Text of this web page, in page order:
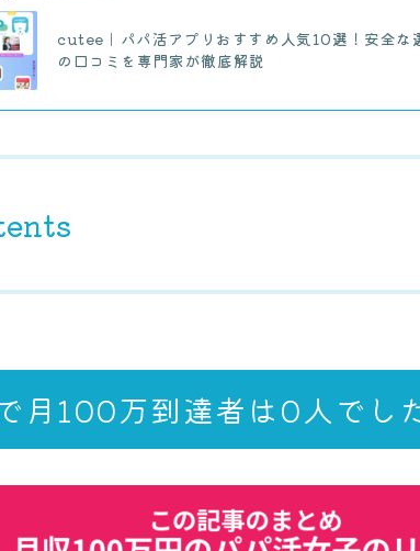
cutee｜パパ活アプリおすすめ人気10選！安全な
の口コミを専門家が徹底解説
月100万到達者は0人でし